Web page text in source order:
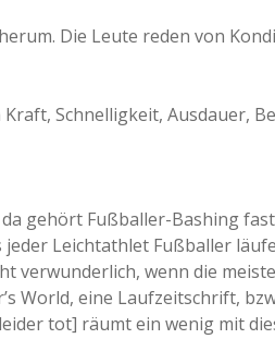
Die Leute reden von
Schnelligkeit, Ausdauer,
gehört Fußballer-Bashing
jeder Leichtathlet Fußballer
verwunderlich, wenn die
World, eine Laufzeitschrift,
tot] räumt ein wenig mit